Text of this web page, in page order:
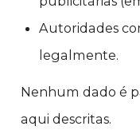
Autoridades
legalmente.
Nenhum dado é
aqui descritas.